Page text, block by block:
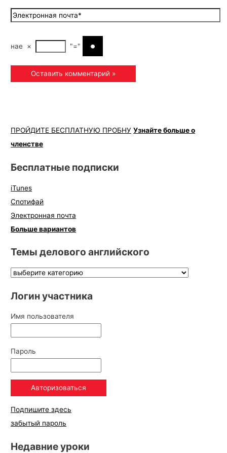
наe × "="
ПРОЙДИТЕ БЕСПЛАТНУЮ ПРОБНУ Узнайте больше о
членстве
Бесплатные подписки
iTunes
Спотифай
Электронная почта
Больше вариантов
Темы делового английского
Логин участника
Имя пользователя
Пароль
Подпишите здесь
забытый пароль
Недавние уроки